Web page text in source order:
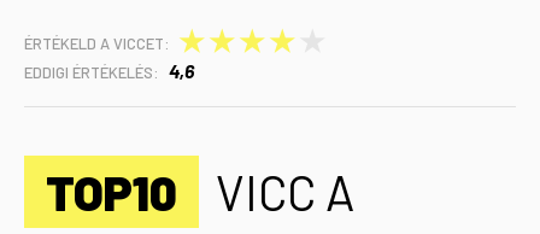
ÉRTÉKELD A VICCET: ★
★
★
★
EDDIGI ÉRTÉKELÉS: 4,6
TOP10
VICC A